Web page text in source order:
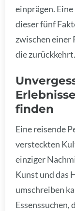
einprägen.
dieser fünf
zwischen einer
die zurückkehrt.
finden
Eine reisende
versteckten
einziger
Kunst und das
umschreiben
Essenssuchen,